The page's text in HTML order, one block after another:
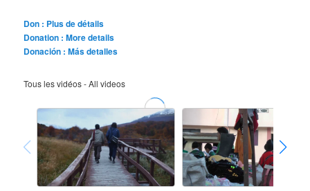
Don : Plus de détails
Donation : More details
Donación : Más detalles
Tous les vidéos - All videos